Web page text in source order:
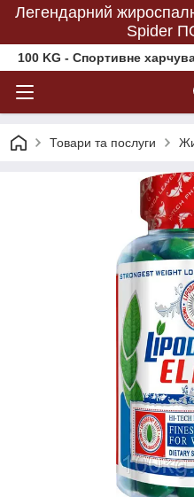
Легендарний
Spider
100 KG - Спортивне
Товари та послуги